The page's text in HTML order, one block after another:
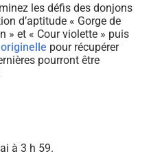
les défis des donjons
d’aptitude « Gorge de
» et « Cour violette » puis
pour récupérer
pourront être
à 3 h 59.